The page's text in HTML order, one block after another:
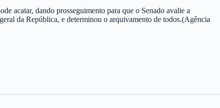
acatar, dando prosseguimento para que o Senado avalie a
da República, e determinou o arquivamento de todos.(Agência